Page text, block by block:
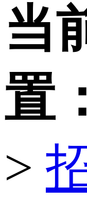
当
置：
>